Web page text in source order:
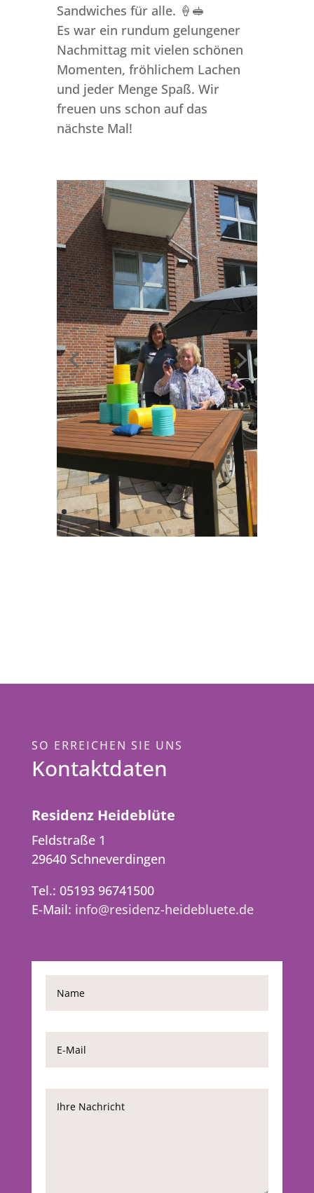
Sandwiches für alle. 🍦🥪
Es war ein rundum gelungener
Nachmittag mit vielen schönen
Momenten, fröhlichem Lachen
und jeder Menge Spaß. Wir
freuen uns schon auf das
nächste Mal!
SO ERREICHEN SIE UNS
Kontaktdaten
Residenz Heideblüte
Feldstraße 1
29640 Schneverdingen
Tel.: 05193 96741500
E-Mail: info@residenz-heidebluete.de